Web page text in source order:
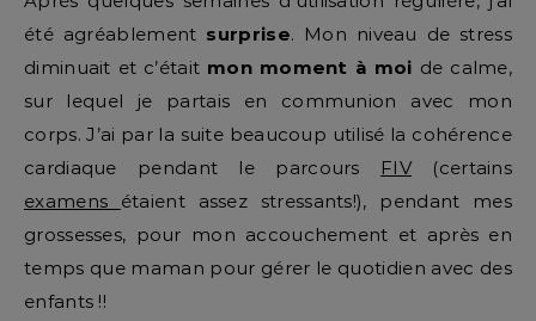
été agréablement surprise. Mon niveau de stress
diminuait et c’était mon moment à moi de calme,
sur lequel je partais en communion avec mon
corps. J’ai par la suite beaucoup utilisé la cohérence
cardiaque pendant le parcours
FIV(certains
examens étaient assez stressants!), pendant mes
grossesses, pour mon accouchement et après en
temps que maman pour gérer le quotidien avec des
enfants !!